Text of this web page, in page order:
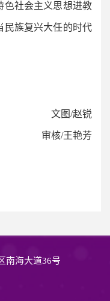
色社会主义思想进教
民族复兴大任的时代
文图/赵锐
审核/王艳芳
南海大道36号